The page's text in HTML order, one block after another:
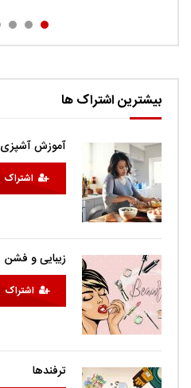
بیشترین اشتراک ها
آموزش آشپزی
اشتراک
زیبایی و فشن
اشتراک
ترفندها